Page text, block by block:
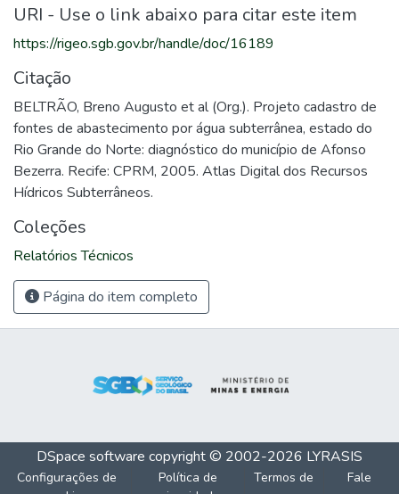
URI - Use o link abaixo para citar este item
https://rigeo.sgb.gov.br/handle/doc/16189
Citação
BELTRÃO, Breno Augusto et al (Org.). Projeto cadastro de
fontes de abastecimento por água subterrânea, estado do
Rio Grande do Norte: diagnóstico do município de Afonso
Bezerra. Recife: CPRM, 2005. Atlas Digital dos Recursos
Hídricos Subterrâneos.
Coleções
Relatórios Técnicos
Página do item completo
DSpace software copyright © 2002-2026 LYRASIS
Configurações de
Política de
Termos de
Fale